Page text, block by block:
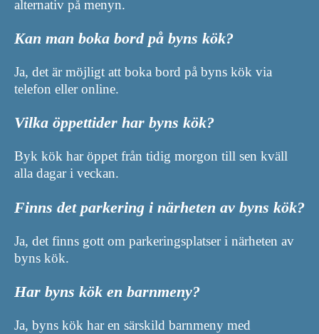
alternativ på menyn.
Kan man boka bord på byns kök?
Ja, det är möjligt att boka bord på byns kök via
telefon eller online.
Vilka öppettider har byns kök?
Byk kök har öppet från tidig morgon till sen kväll
alla dagar i veckan.
Finns det parkering i närheten av byns kök?
Ja, det finns gott om parkeringsplatser i närheten av
byns kök.
Har byns kök en barnmeny?
Ja, byns kök har en särskild barnmeny med